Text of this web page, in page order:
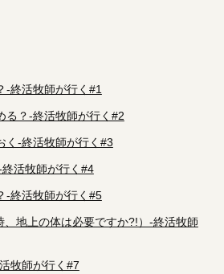
-終活牧師が行く#1
る？-終活牧師が行く#2
く-終活牧師が行く#3
活牧師が行く#4
-終活牧師が行く#5
、地上の体は必要ですか?!）-終活牧師
牧師が行く#7